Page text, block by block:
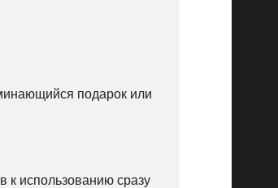
подарок или
к использованию сразу